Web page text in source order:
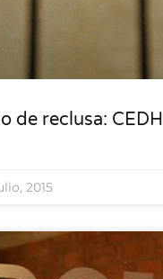
de reclusa: CEDH
2015